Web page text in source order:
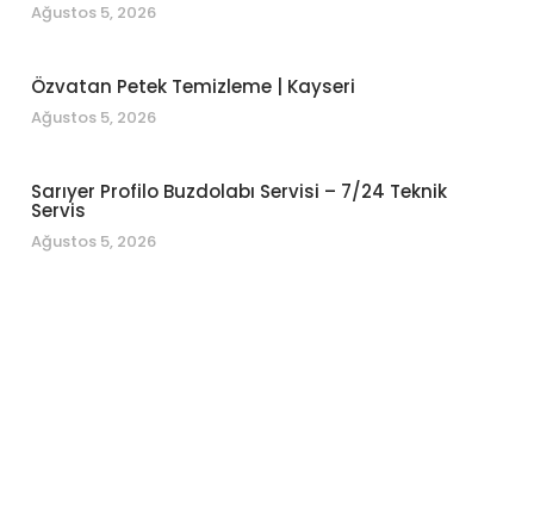
Ağustos 5, 2026
Özvatan Petek Temizleme | Kayseri
Ağustos 5, 2026
Sarıyer Profilo Buzdolabı Servisi – 7/24 Teknik
Servis
Ağustos 5, 2026